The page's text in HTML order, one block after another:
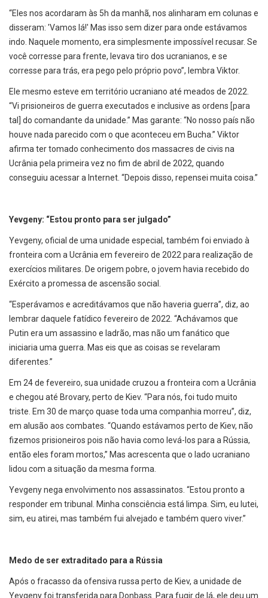
“Eles nos acordaram às 5h da manhã, nos alinharam em colunas e
disseram: 'Vamos lá!' Mas isso sem dizer para onde estávamos
indo. Naquele momento, era simplesmente impossível recusar. Se
você corresse para frente, levava tiro dos ucranianos, e se
corresse para trás, era pego pelo próprio povo”, lembra Viktor.
Ele mesmo esteve em território ucraniano até meados de 2022.
“Vi prisioneiros de guerra executados e inclusive as ordens [para
tal] do comandante da unidade.” Mas garante: “No nosso país não
houve nada parecido com o que aconteceu em Bucha.” Viktor
afirma ter tomado conhecimento dos massacres de civis na
Ucrânia pela primeira vez no fim de abril de 2022, quando
conseguiu acessar a Internet. “Depois disso, repensei muita coisa.”
Yevgeny: “Estou pronto para ser julgado”
Yevgeny, oficial de uma unidade especial, também foi enviado à
fronteira com a Ucrânia em fevereiro de 2022 para realização de
exercícios militares. De origem pobre, o jovem havia recebido do
Exército a promessa de ascensão social.
“Esperávamos e acreditávamos que não haveria guerra”, diz, ao
lembrar daquele fatídico fevereiro de 2022. “Achávamos que
Putin era um assassino e ladrão, mas não um fanático que
iniciaria uma guerra. Mas eis que as coisas se revelaram
diferentes.”
Em 24 de fevereiro, sua unidade cruzou a fronteira com a Ucrânia
e chegou até Brovary, perto de Kiev. “Para nós, foi tudo muito
triste. Em 30 de março quase toda uma companhia morreu”, diz,
em alusão aos combates. “Quando estávamos perto de Kiev, não
fizemos prisioneiros pois não havia como levá-los para a Rússia,
então eles foram mortos,” Mas acrescenta que o lado ucraniano
lidou com a situação da mesma forma.
Yevgeny nega envolvimento nos assassinatos. “Estou pronto a
responder em tribunal. Minha consciência está limpa. Sim, eu lutei,
sim, eu atirei, mas também fui alvejado e também quero viver.”
Medo de ser extraditado para a Rússia
Após o fracasso da ofensiva russa perto de Kiev, a unidade de
Yevgeny foi transferida para Donbass. Para fugir de lá, ele deu um